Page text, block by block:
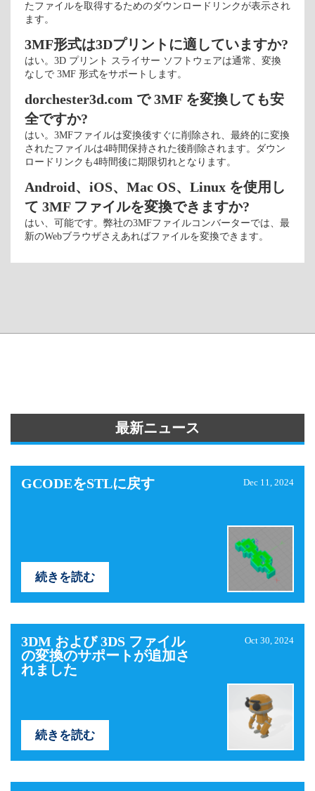
たファイルを取得するためのダウンロードリンクが表示され
ます。
3MF形式は3Dプリントに適していますか?
はい。3D プリント スライサー ソフトウェアは通常、変換
なしで 3MF 形式をサポートします。
dorchester3d.com で 3MF を変換しても安
全ですか?
はい。3MFファイルは変換後すぐに削除され、最終的に変換
されたファイルは4時間保持された後削除されます。ダウン
ロードリンクも4時間後に期限切れとなります。
Android、iOS、Mac OS、Linux を使用し
て 3MF ファイルを変換できますか?
はい、可能です。弊社の3MFファイルコンバーターでは、最
新のWebブラウザさえあればファイルを変換できます。
最新ニュース
GCODEをSTLに戻す Dec 11, 2024
続きを読む
3DM および 3DS ファイル
の変換のサポートが追加さ
れました
Oct 30, 2024
続きを読む